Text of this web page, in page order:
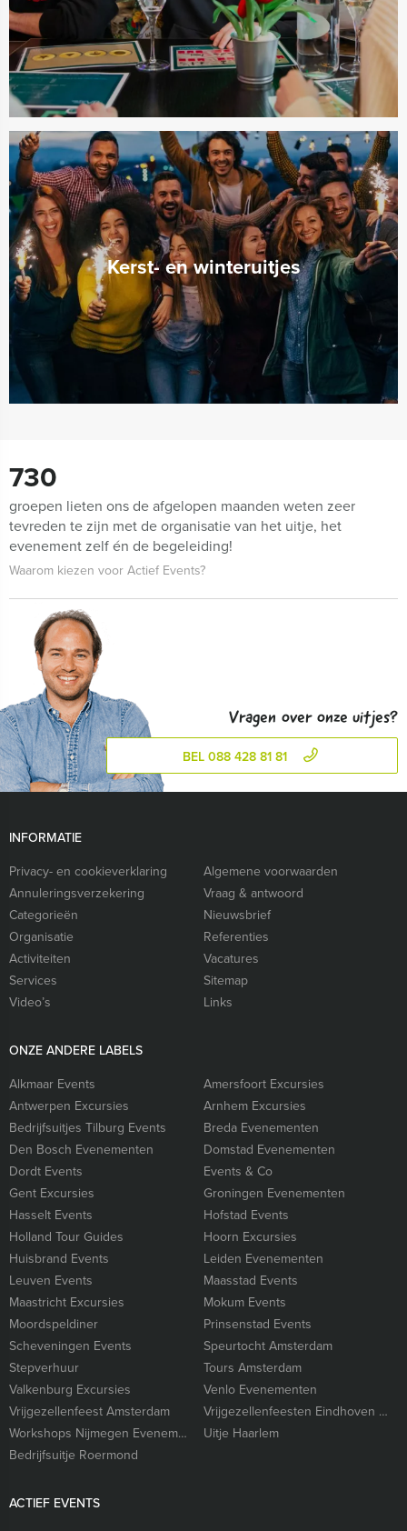
Kerst- en winteruitjes
730
groepen lieten ons de afgelopen maanden weten zeer
tevreden te zijn met de organisatie van het uitje, het
evenement zelf én de begeleiding!
Waarom kiezen voor Actief Events?
Vragen over onze uitjes?
BEL 088 428 81 81
INFORMATIE
Privacy- en cookieverklaring
Algemene voorwaarden
Annuleringsverzekering
Vraag & antwoord
Categorieën
Nieuwsbrief
Organisatie
Referenties
Activiteiten
Vacatures
Services
Sitemap
Video’s
Links
ONZE ANDERE LABELS
Alkmaar Events
Amersfoort Excursies
Antwerpen Excursies
Arnhem Excursies
Bedrijfsuitjes Tilburg Events
Breda Evenementen
Den Bosch Evenementen
Domstad Evenementen
Dordt Events
Events & Co
Gent Excursies
Groningen Evenementen
Hasselt Events
Hofstad Events
Holland Tour Guides
Hoorn Excursies
Huisbrand Events
Leiden Evenementen
Leuven Events
Maasstad Events
Maastricht Excursies
Mokum Events
Moordspeldiner
Prinsenstad Events
Scheveningen Events
Speurtocht Amsterdam
Stepverhuur
Tours Amsterdam
Valkenburg Excursies
Venlo Evenementen
Vrijgezellenfeest Amsterdam
Vrijgezellenfeesten Eindhoven Excursies
Workshops Nijmegen Evenementen
Uitje Haarlem
Bedrijfsuitje Roermond
ACTIEF EVENTS